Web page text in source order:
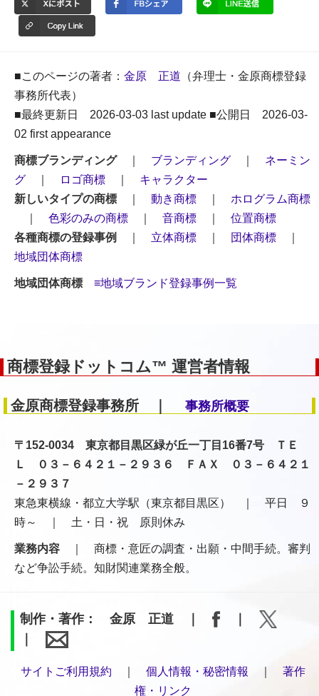
■このページの著者： 金原 正道 （弁理士・金原商標登録
事務所代表）
■最終更新日 2026-03-03 last update ■公開日 2026-03-
02 first appearance
商標ブランディング｜ ブランディング
ネーミン
グ
ロゴ商標
キャラクター
新しいタイプの商標
動き商標
ホログラム商標
色彩のみの商標 音商標
位置商標
各種商標の登録事例
立体商標 団体商標
地域団体商標
地域団体商標 ≡地域ブランド登録事例一覧
商標登録ドットコム™ 運営者情報
金原商標登録事務所 ｜ 事務所概要
〒152-0034 東京都目黒区緑が丘一丁目16番7号 ＴＥ
Ｌ ０３－６４２１－２９３６ ＦＡＸ ０３－６４２１
－２９３７
東急東横線・都立大学駅（東京都目黒区） ｜ 平日 ９
時～ ｜ 土・日・祝 原則休み
業務内容 ｜ 商標・意匠の調査・出願・中間手続。審判
など争訟手続。知財関連業務全般。
制作・著作： 金原 正道 ｜
サイトご利用規約 個人情報・秘密情報
著作
権・リンク